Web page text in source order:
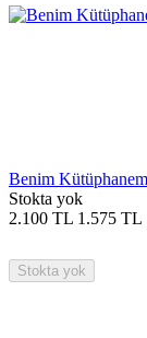
Benim
Stokta yok
2.100 TL 1.575 TL
Stokta yok